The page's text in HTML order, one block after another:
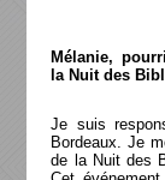
Mélanie,
la Nuit des
Je suis
Bordeaux. Je
de la Nuit des